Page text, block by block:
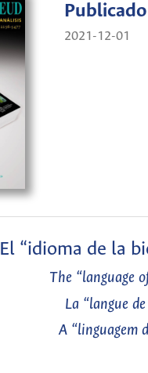
Publicado
2021-12-01
El “idioma de la
The “language
La “langue
A “linguagem